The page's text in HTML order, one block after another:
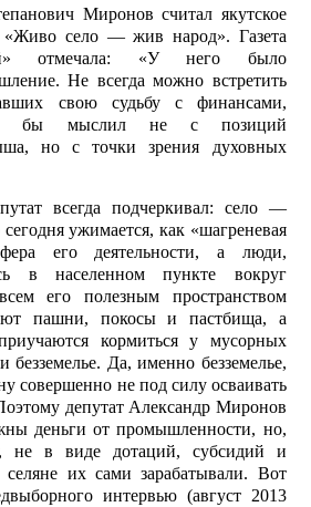
Миронов считал якутское
«Живо село — жив народ». Газета
отмечала: «У него было
Не всегда можно встретить
свою судьбу с финансами,
бы мыслил не с позиций
но с точки зрения духовных
всегда подчеркивал: село —
ужимается, как «шагреневая
его деятельности, а люди,
в населенном пункте вокруг
его полезным пространством
пашни, покосы и пастбища, а
кормиться у мусорных
безземелье. Да, именно безземелье,
совершенно не под силу осваивать
депутат Александр Миронов
деньги от промышленности, но,
не в виде дотаций, субсидий и
их сами зарабатывали. Вот
интервью (август 2013